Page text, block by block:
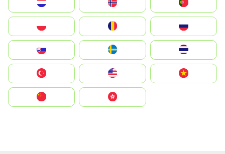
United States
中國香港特別行政區